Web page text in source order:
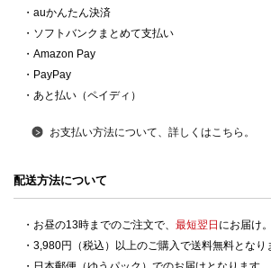
・auかんたん決済
・ソフトバンクまとめて支払い
・Amazon Pay
・PayPay
・あと払い（ペイディ）
お支払い方法について、詳しくはこちら。
配送方法について
・お昼の13時までのご注文で、 最短翌日 にお届け。
・3,980円（税込）以上のご購入で送料無料となり